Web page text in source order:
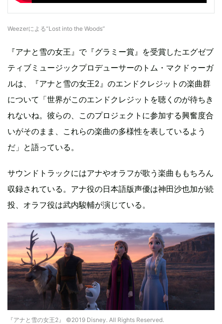
Weezerによる“Lost into the Woods”
『アナと雪の女王』で『グラミー賞』を受賞したエグゼブ
ティブミュージックプロデューサーのトム・マクドゥーガ
ルは、『アナと雪の女王2』のエンドクレジットの楽曲群
について「世界がこのエンドクレジットを聴くのが待ちき
れないね。彼らの、このプロジェクトに参加する興奮度合
いがそのまま、これらの楽曲の多様性を表しているよう
だ」と語っている。
サウンドトラックにはアナやオラフが歌う楽曲ももちろん
収録されている。アナ役の日本語版声優は神田沙也加が続
投、オラフ役は武内駿輔が演じている。
『アナと雪の女王2』 ©2019 Disney. All Rights Reserved.